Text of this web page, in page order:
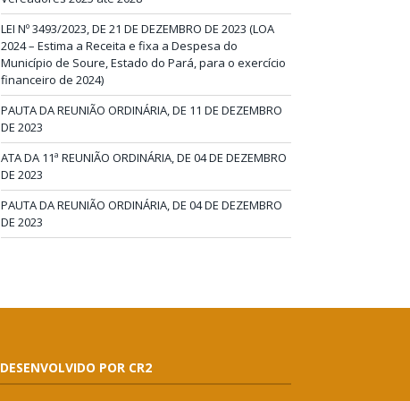
LEI Nº 3493/2023, DE 21 DE DEZEMBRO DE 2023 (LOA
2024 – Estima a Receita e fixa a Despesa do
Município de Soure, Estado do Pará, para o exercício
financeiro de 2024)
PAUTA DA REUNIÃO ORDINÁRIA, DE 11 DE DEZEMBRO
DE 2023
ATA DA 11ª REUNIÃO ORDINÁRIA, DE 04 DE DEZEMBRO
DE 2023
PAUTA DA REUNIÃO ORDINÁRIA, DE 04 DE DEZEMBRO
DE 2023
DESENVOLVIDO POR CR2